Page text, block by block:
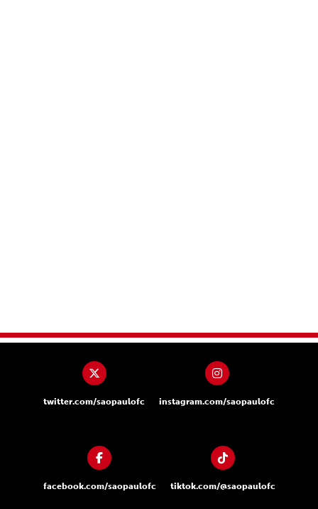
twitter.com/saopaulofc instagram.com/saopaulofc
facebook.com/saopaulofc tiktok.com/@saopaulofc